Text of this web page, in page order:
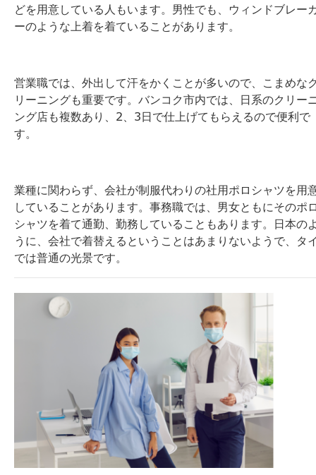
どを用意している人もいます。男性でも、ウィンドブレー
ーのような上着を着ていることがあります。
営業職では、外出して汗をかくことが多いので、こまめな
リーニングも重要です。バンコク市内では、日系のクリー
ング店も複数あり、2、3日で仕上げてもらえるので便利で
す。
業種に関わらず、会社が制服代わりの社用ポロシャツを用
していることがあります。事務職では、男女ともにそのポ
シャツを着て通勤、勤務していることもあります。日本の
うに、会社で着替えるということはあまりないようで、タ
では普通の光景です。